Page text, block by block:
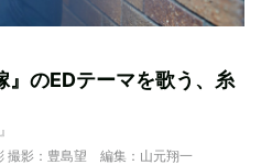
のEDテーマを歌う、糸
撮影：豊島望 編集：山元翔一